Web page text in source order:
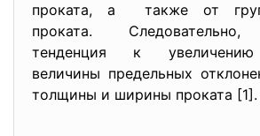
проката, а также от
проката. Следовательно,
тенденция к увеличению
величины предельных
толщины и ширины проката [1].